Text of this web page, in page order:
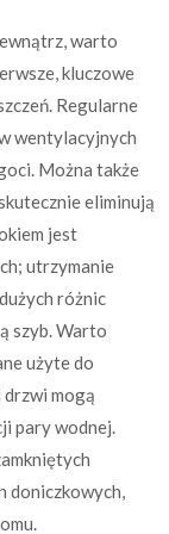
warto
kluczowe
Regularne
wentylacyjnych
Można także
eliminują
jest
utrzymanie
różnic
szyb. Warto
użyte do
mogą
pary wodnej.
doniczkowych,